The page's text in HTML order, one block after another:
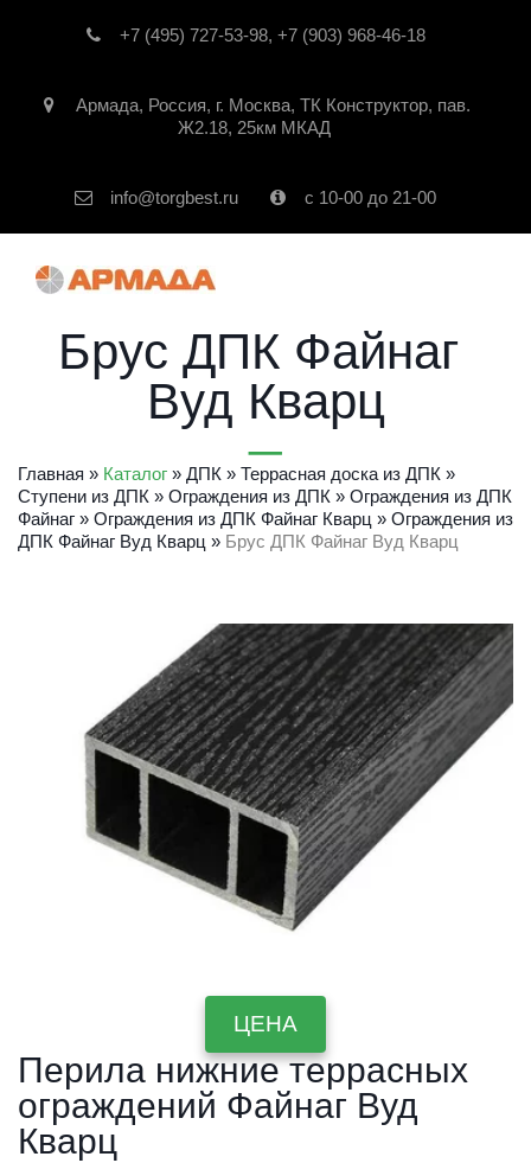
+7 (495) 727-53-98, +7 (903) 968-46-18
Армада, Россия, г. Москва, ТК Конструктор, пав.
Ж2.18, 25км МКАД
info@torgbest.ru с 10-00 до 21-00
Брус ДПК Файнаг
Вуд Кварц
Главная » Каталог » ДПК » Террасная доска из ДПК
Ступени из ДПК » Ограждения из ДПК » Ограждения из ДПК
Файнаг » Ограждения из ДПК Файнаг Кварц » Ограждения из
ДПК Файнаг Вуд Кварц » Брус ДПК Файнаг Вуд Кварц
ЦЕНА
Перила нижние террасных
ограждений Файнаг Вуд
Кварц